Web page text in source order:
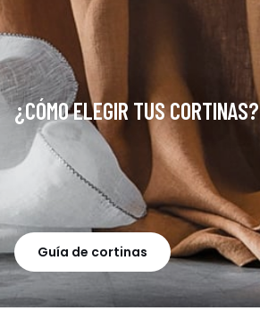
¿CÓMO ELEGIR TUS CORTINAS?
Guía de cortinas